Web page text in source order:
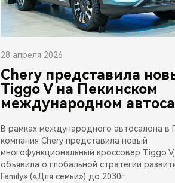
28 апреля 2026
Chery представила
Tiggo V на Пекинском
международном
В рамках международного автосалона в
компания Chery представила новый
многофункциональный кроссовер Tiggo
объявила о глобальной стратегии
Family» («Для семьи») до 2030г.